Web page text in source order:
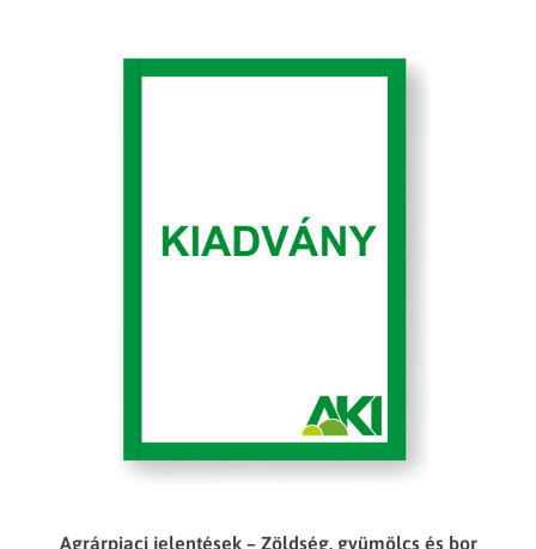
Agrárpiaci jelentések – Zöldség, gyümölcs és bor